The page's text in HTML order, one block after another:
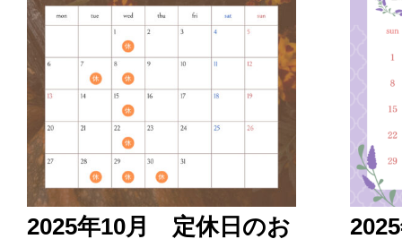
2025年10月 定休日のお